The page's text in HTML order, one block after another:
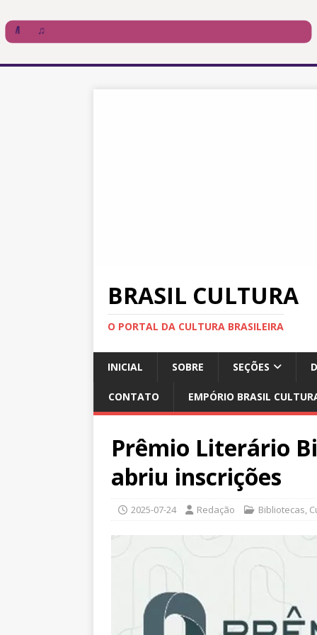
BRASIL CULTURA
O PORTAL DA CULTURA BRASILEIRA
INICIAL SOBRE SEÇÕES
CONTATO EMPÓRIO BRASIL
Prêmio Literário
abriu inscrições
2025-07-24 Redação Bibliotecas,